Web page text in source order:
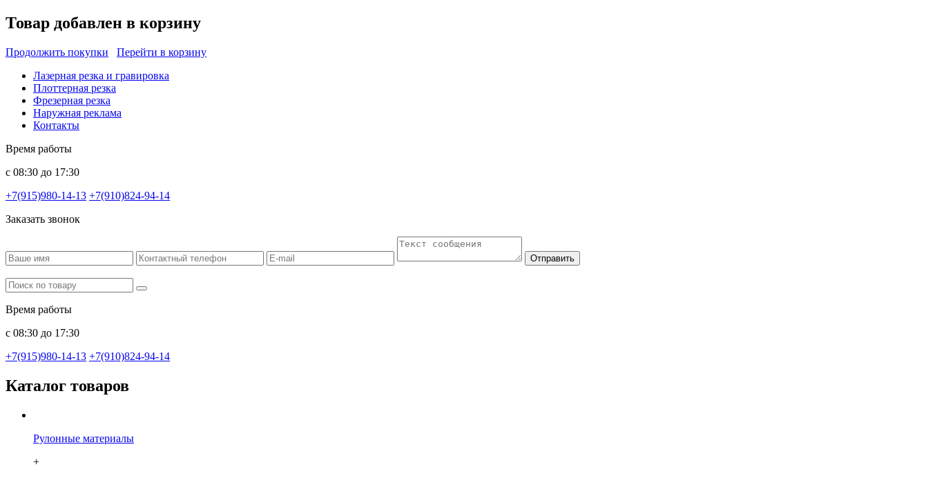
Товар добавлен в корзину
Продолжить покупки
Перейти в корзину
Лазерная резка и гравировка
Плоттерная резка
Фрезерная резка
Наружная реклама
Контакты
Время работы
с 08:30 до 17:30
+7(915)980-14-13 +7(910)824-94-14
Заказать звонок
Отправить
Время работы
с 08:30 до 17:30
+7(915)980-14-13 +7(910)824-94-14
Каталог товаров
Рулонные материалы
+